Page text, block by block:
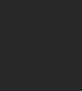
los creadores de
producto fácil, juvenil y
ciencia ficción que
películas como
de ciencia ficción más